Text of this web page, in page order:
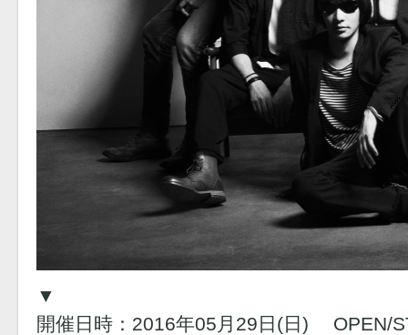
▼
開催日時：2016年05月29日(日) OPEN/